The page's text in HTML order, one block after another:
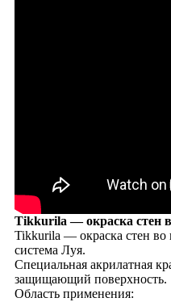
Tikkurila — окраска стен
Tikkurila — окраска стен
система Луя.
Специальная акрилатная
защищающий поверхность.
Область применения: